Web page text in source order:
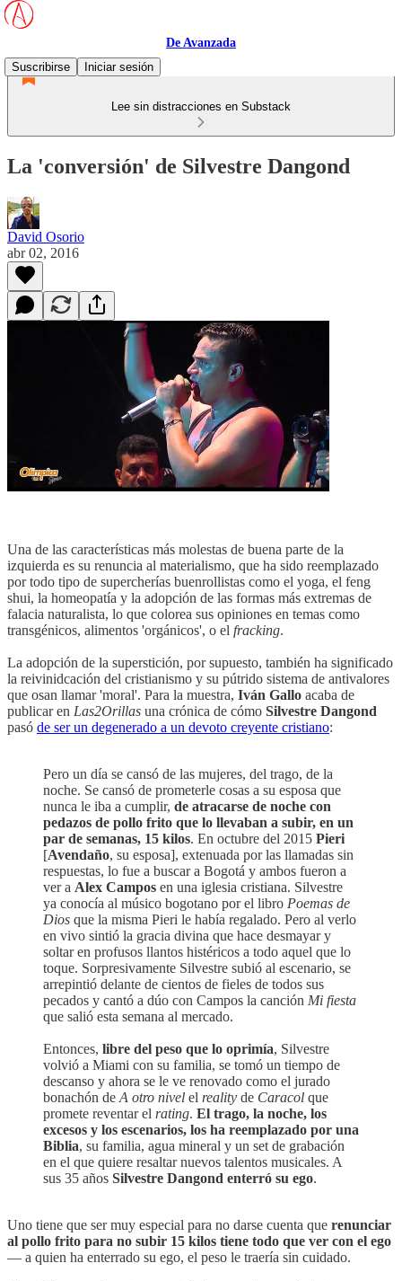
De Avanzada
Suscribirse
Iniciar sesión
Lee sin distracciones en Substack
La 'conversión' de Silvestre Dangond
David Osorio
abr 02, 2016
Una de las características más molestas de buena parte de la
izquierda es su renuncia al materialismo, que ha sido reemplazado
por todo tipo de supercherías buenrollistas como el yoga, el feng
shui, la homeopatía y la adopción de las formas más extremas de
falacia naturalista, lo que colorea sus opiniones en temas como
transgénicos, alimentos 'orgánicos', o el fracking.
La adopción de la superstición, por supuesto, también ha significado
la reivinidcación del cristianismo y su pútrido sistema de antivalores
que osan llamar 'moral'. Para la muestra, Iván Gallo acaba de
publicar en Las2Orillas una crónica de cómo Silvestre Dangond
pasó de ser un degenerado a un devoto creyente cristiano:
Pero un día se cansó de las mujeres, del trago, de la
noche. Se cansó de prometerle cosas a su esposa que
nunca le iba a cumplir, de atracarse de noche con
pedazos de pollo frito que lo llevaban a subir, en un
par de semanas, 15 kilos. En octubre del 2015 Pieri
[Avendaño, su esposa], extenuada por las llamadas sin
respuestas, lo fue a buscar a Bogotá y ambos fueron a
ver a Alex Campos en una iglesia cristiana. Silvestre
ya conocía al músico bogotano por el libro Poemas de
Dios que la misma Pieri le había regalado. Pero al verlo
en vivo sintió la gracia divina que hace desmayar y
soltar en profusos llantos histéricos a todo aquel que lo
toque. Sorpresivamente Silvestre subió al escenario, se
arrepintió delante de cientos de fieles de todos sus
pecados y cantó a dúo con Campos la canción Mi fiesta
que salió esta semana al mercado.
Entonces, libre del peso que lo oprimía, Silvestre
volvió a Miami con su familia, se tomó un tiempo de
descanso y ahora se le ve renovado como el jurado
bonachón de A otro nivel el reality de Caracol que
promete reventar el rating. El trago, la noche, los
excesos y los escenarios, los ha reemplazado por una
Biblia, su familia, agua mineral y un set de grabación
en el que quiere resaltar nuevos talentos musicales. A
sus 35 años Silvestre Dangond enterró su ego.
Uno tiene que ser muy especial para no darse cuenta que renunciar
al pollo frito para no subir 15 kilos tiene todo que ver con el ego
— a quien ha enterrado su ego, el peso le traería sin cuidado.